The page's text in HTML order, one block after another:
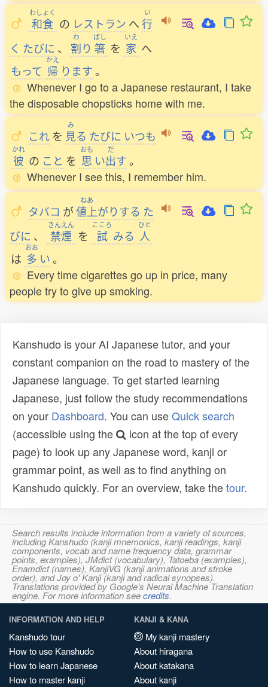
わしょく
和食 の レストラン へ
い
行
く たびに 、
わ
割り
ばし
箸 を
いえ
家 へ
もって
かえ
帰 ります。
Whenever I go to a Japanese restaurant, I take
the disposable chopsticks home with me.
これ を
み
見る たびに いつも
かれ
彼 の こと を
おも
思 い
だ
出す。
Whenever I see this, I remember him.
タバコ が
ねあ
値上がりする た
びに 、
きんえん
禁煙 を
こころ
試 みる
ひと
人
は
おお
多 い。
Every time cigarettes go up in price, many
people try to give up smoking.
Kanshudo is your AI Japanese tutor, and your
constant companion on the road to mastery of the
Japanese language. To get started learning
Japanese, just follow the study recommendations
on your Dashboard. You can useQuick search
(accessible using the
icon at the top of every
page) to look up any Japanese word, kanji or
grammar point, as well as to find anything on
Kanshudo quickly. For an overview, take thetour.
Search results include information from a variety of sources,
including Kanshudo (kanji mnemonics, kanji readings, kanji
components, vocab and name frequency data, grammar
points, examples), JMdict (vocabulary), Tatoeba (examples),
Enamdict (names), KanjiVG (kanji animations and stroke
order), and Joy o' Kanji (kanji and radical synopses).
Translations provided by Google's Neural Machine Translation
engine. For more information seecredits.
INFORMATION AND HELP
Kanshudo tour
How to use Kanshudo
How to learn Japanese
How to master kanji
KANJI & KANA
My kanji mastery
About hiragana
About katakana
About kanji